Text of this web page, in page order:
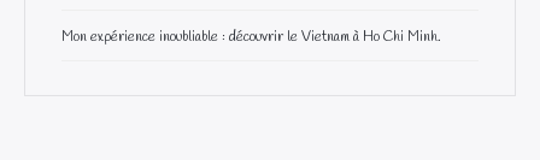
Mon expérience inoubliable : découvrir le Vietnam à Ho Chi Minh.